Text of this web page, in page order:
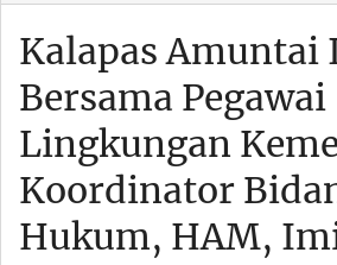
Kalapas Amuntai
Bersama Pegawai
Lingkungan
Koordinator
Hukum, HAM,